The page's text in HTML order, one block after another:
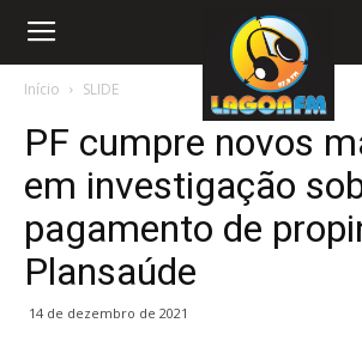
Início SLIDE
PF cumpre novos
em investigação
pagamento de
Plansaúde
14 de dezembro de 2021